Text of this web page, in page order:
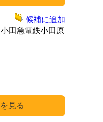
小田急電鉄小田原
候補に追加